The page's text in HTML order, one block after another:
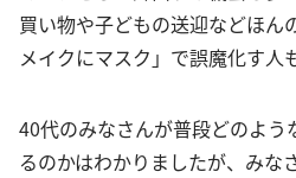
買い物や子どもの送迎などほん
メイクにマスク」で誤魔化す人
40代のみなさんが普段どのよう
るのかはわかりましたが、みな